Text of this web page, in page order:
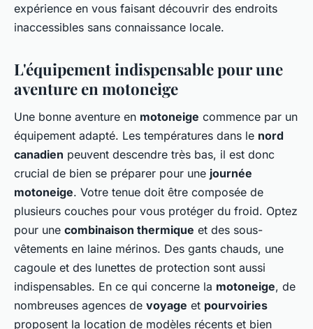
expérience en vous faisant découvrir des endroits
inaccessibles sans connaissance locale.
L'équipement indispensable pour une
aventure en motoneige
Une bonne aventure en motoneige commence par un
équipement adapté. Les températures dans le nord
canadien peuvent descendre très bas, il est donc
crucial de bien se préparer pour une journée
motoneige. Votre tenue doit être composée de
plusieurs couches pour vous protéger du froid. Optez
pour une combinaison thermique et des sous-
vêtements en laine mérinos. Des gants chauds, une
cagoule et des lunettes de protection sont aussi
indispensables. En ce qui concerne la motoneige, de
nombreuses agences de voyage et pourvoiries
proposent la location de modèles récents et bien